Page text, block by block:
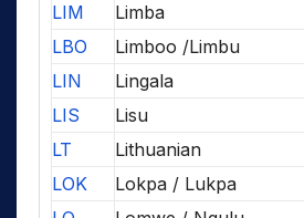
LIM
Limba
LBO
Limboo /Limbu
LIN
Lingala
LIS
Lisu
LT
Lithuanian
LOK
Lokpa / Lukpa